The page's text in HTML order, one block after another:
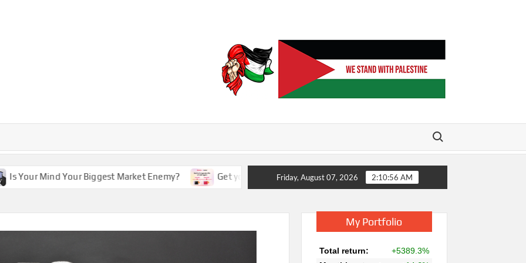
Search for:
Mind Your Biggest Market Enemy? Get your RedotPay virtual card 50% OFF FX2 Funding Giveaway Winner
Friday, August 07, 2026 2:10:57 AM
My Portfolio